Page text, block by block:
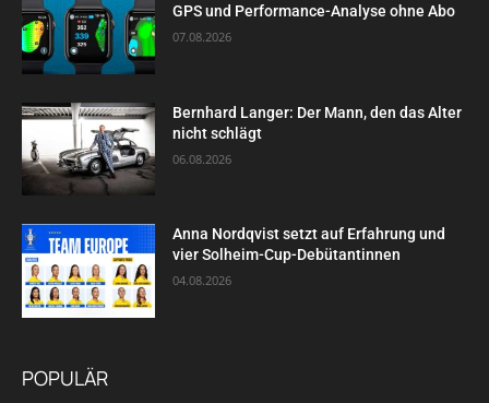
GPS und Performance-Analyse ohne Abo
07.08.2026
Bernhard Langer: Der Mann, den das Alter
nicht schlägt
06.08.2026
Anna Nordqvist setzt auf Erfahrung und
vier Solheim-Cup-Debütantinnen
04.08.2026
POPULÄR